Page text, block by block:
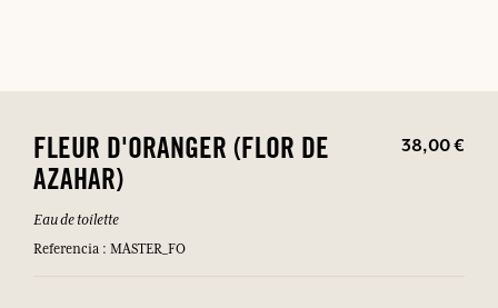
FLEUR D'ORANGER (FLOR DE
AZAHAR)
38,00 €
Eau de toilette
Referencia : MASTER_FO